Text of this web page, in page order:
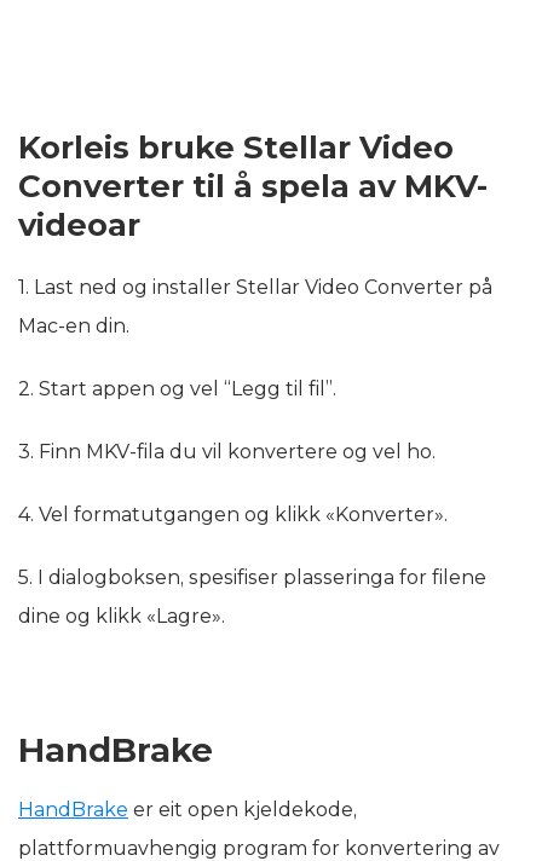
Korleis bruke Stellar Video
Converter til å spela av MKV-
videoar
1. Last ned og installer Stellar Video Converter på
Mac-en din.
2. Start appen og vel “Legg til fil”.
3. Finn MKV-fila du vil konvertere og vel ho.
4. Vel formatutgangen og klikk «Konverter».
5. I dialogboksen, spesifiser plasseringa for filene
dine og klikk «Lagre».
HandBrake
HandBrake er eit open kjeldekode,
plattformuavhengig program for konvertering av